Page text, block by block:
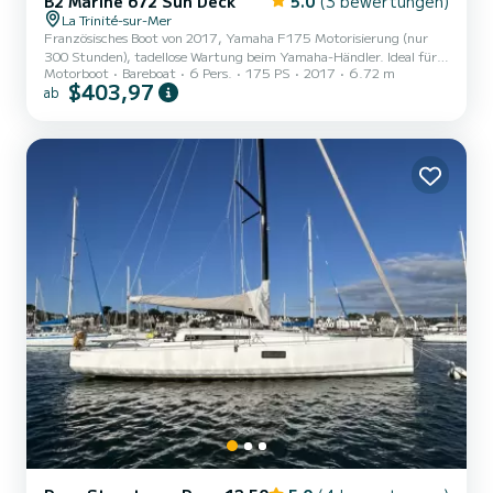
La Trinité-sur-Mer
Französisches Boot von 2017, Yamaha F175 Motorisierung (nur
300 Stunden), tadellose Wartung beim Yamaha-Händler. Ideal für
einen Tag mit Familie oder Freunden in einem der schönsten
Fahrgebiete Frankreichs. Das Boot • 6 Personen an Bord (Kategorie
Sonnendeck vorne (Vorteil des "Sun Deck") • Geräumiges Cockpit
mit abnehmbarem Tisch und Sonnendach • Badeleiter,
Deckdusche,...
Motorboot Bareboat 6 Pers. 175 PS 2017 6.72 m
ab $403,97